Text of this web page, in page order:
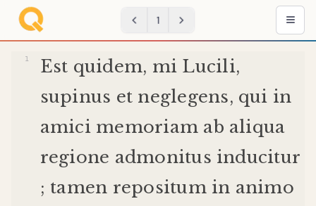
1
Est quidem, mi Lucili,
supinus et neglegens, qui in
amici memoriam ab aliqua
regione admonitus inducitur
; tamen repositum in animo